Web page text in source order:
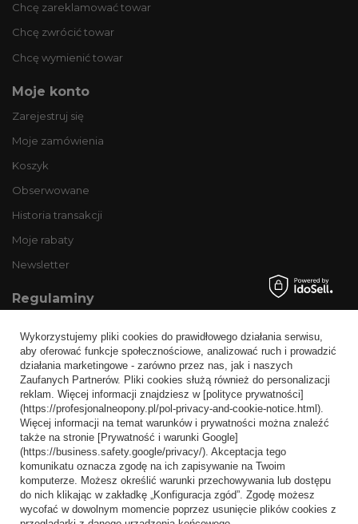
Chcę zareklamować towar
Chcę zwrócić towar
Chcę wymienić towar
Moje konto
Zarejestruj się
Moje zamówienia
Koszyk
Obserwowane
Historia transakcji
Moje rabaty
Newsletter
Regulaminy
Wysyłka
Sposoby płatności i prowizje
Regulamin
Polityka prywatności
Odstąpienie od umowy
Popularne kategorie
Opony bezdętkowe
Wykorzystujemy pliki cookies do prawidłowego działania serwisu,
aby oferować funkcje społecznościowe, analizować ruch i prowadzić
działania marketingowe - zarówno przez nas, jak i naszych
Zaufanych Partnerów. Pliki cookies służą również do personalizacji
reklam. Więcej informacji znajdziesz w [polityce prywatności]
(https://profesjonalneopony.pl/pol-privacy-and-cookie-notice.html).
Więcej informacji na temat warunków i prywatności można znaleźć
także na stronie [Prywatność i warunki Google]
(https://business.safety.google/privacy/). Akceptacja tego
komunikatu oznacza zgodę na ich zapisywanie na Twoim
komputerze. Możesz określić warunki przechowywania lub dostępu
do nich klikając w zakładkę „Konfiguracja zgód”. Zgodę możesz
wycofać w dowolnym momencie poprzez usunięcie plików cookies z